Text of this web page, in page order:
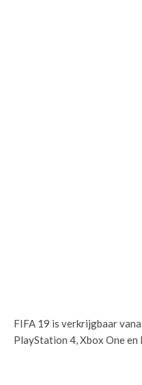
FIFA 19 is verkrijgbaar
PlayStation 4, Xbox One en